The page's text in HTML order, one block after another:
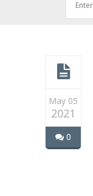
May 05
2021
0